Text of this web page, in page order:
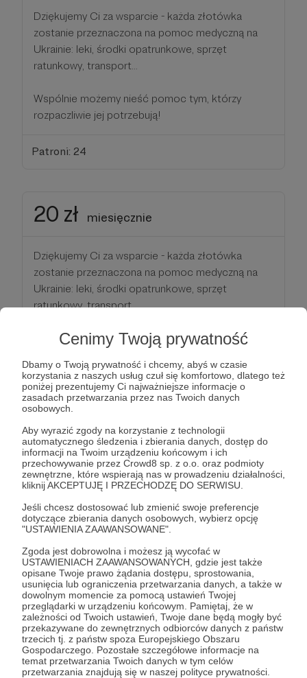
Cenimy Twoją prywatność
Dbamy o Twoją prywatność i chcemy, abyś w czasie
korzystania z naszych usług czuł się komfortowo, dlatego też
poniżej prezentujemy Ci najważniejsze informacje o
zasadach przetwarzania przez nas Twoich danych
osobowych.
Aby wyrazić zgody na korzystanie z technologii
automatycznego śledzenia i zbierania danych, dostęp do
informacji na Twoim urządzeniu końcowym i ich
przechowywanie przez Crowd8 sp. z o.o. oraz podmioty
zewnętrzne, które wspierają nas w prowadzeniu działalności,
kliknij AKCEPTUJĘ I PRZECHODZĘ DO SERWISU.
Jeśli chcesz dostosować lub zmienić swoje preferencje
dotyczące zbierania danych osobowych, wybierz opcję
"USTAWIENIA ZAAWANSOWANE".
Zgoda jest dobrowolna i możesz ją wycofać w
USTAWIENIACH ZAAWANSOWANYCH, gdzie jest także
opisane Twoje prawo żądania dostępu, sprostowania,
usunięcia lub ograniczenia przetwarzania danych, a także w
dowolnym momencie za pomocą ustawień Twojej
przeglądarki w urządzeniu końcowym. Pamiętaj, że w
zależności od Twoich ustawień, Twoje dane będą mogły być
przekazywane do zewnętrznych odbiorców danych z państw
trzecich tj. z państw spoza Europejskiego Obszaru
Gospodarczego. Pozostałe szczegółowe informacje na
temat przetwarzania Twoich danych w tym celów
przetwarzania znajdują się w naszej polityce prywatności.
Dziękujemy Ci za wsparcie - każda złotówka
zostanie przeznaczona na pomoc medyczną na
Ukrainie: leki, środki opatrunkowe, sprzęt
ratunkowy, transport...
Wspólnie możemy nieść pomoc tym, którzy
rozpaczliwie jej potrzebują!
Patroni: 24
20 zł miesięcznie
Dziękujemy Ci za wsparcie - każda złotówka
zostanie przeznaczona na pomoc medyczną na
Ukrainie: leki, środki opatrunkowe, sprzęt
ratunkowy, transport...
Wspólnie możemy nieść pomoc tym, którzy
Patroni: 29
50 zł miesięcznie
Dziękujemy Ci za wsparcie - każda złotówka
zostanie przeznaczona na pomoc medyczną na
Ukrainie: leki, środki opatrunkowe, sprzęt
ratunkowy, transport...
Wspólnie możemy nieść pomoc tym, którzy
rozpaczliwie jej potrzebują!
Patroni: 28